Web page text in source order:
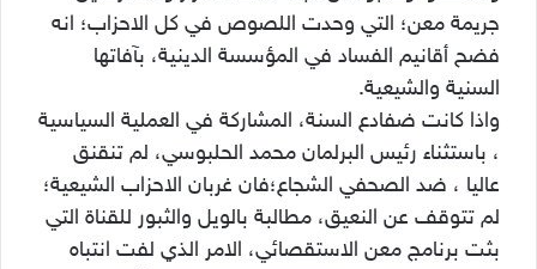
جريمة معن؛ التي وحدت اللصوص في كل الاحزاب؛ انه
فضح أقانيم الفساد في المؤسسة الدينية، بآفاتها
السنية والشيعية.
واذا كانت ضفادع السنة، المشاركة في العملية السياسية
، باستثناء رئيس البرلمان محمد الحلبوسي، لم تنقنق
عاليا ، ضد الصحفي الشجاع؛فان غربان الاحزاب الشيعية؛
لم تتوقف عن النعيق، مطالبة بالويل والثبور للقناة التي
بثت برنامج معن الاستقصائي، الامر الذي لفت انتباه